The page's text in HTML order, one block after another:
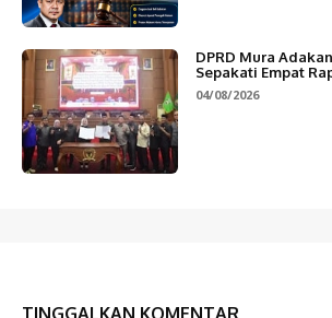
DPRD Mura
Sepakati Empat
04/08/2026